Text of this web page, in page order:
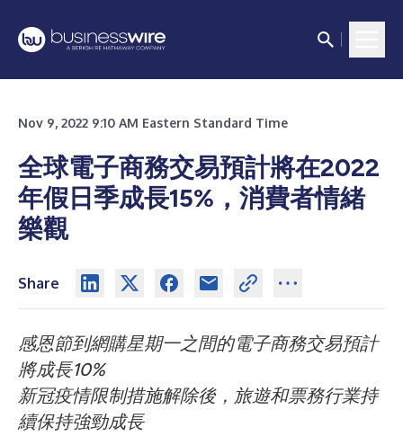
Nov 9, 2022 9:10 AM Eastern Standard Time
全球電子商務交易預計將在2022
年假日季成長15%，消費者情緒
樂觀
Share
感恩節到網購星期一之間的電子商務交易預計
將成長10%
新冠疫情限制措施解除後，旅遊和票務行業持
續保持強勁成長